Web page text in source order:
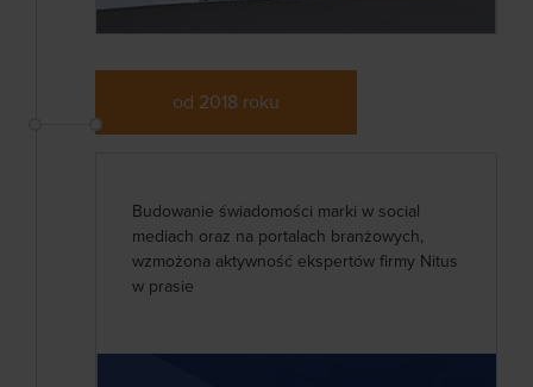
Budowanie świadomości marki w social
mediach oraz na portalach branżowych,
wzmożona aktywność ekspertów firmy Nitus
w prasie
od 2018 roku